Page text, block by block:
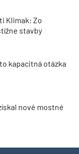
Klimak: Zo
stavby
kapacitná otázka
nové mostné